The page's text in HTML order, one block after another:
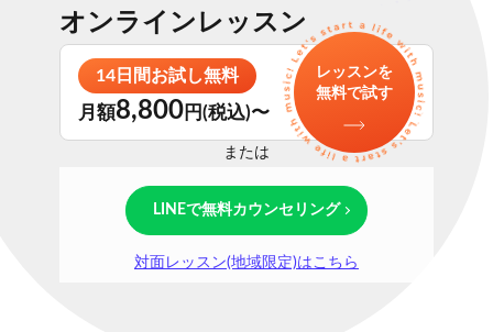
オンラインレッスン
14日間お試し無料
月額8,800円(税込)〜
レッスンを
無料で試す
または
LINEで無料カウンセリング
対面レッスン(地域限定)はこちら